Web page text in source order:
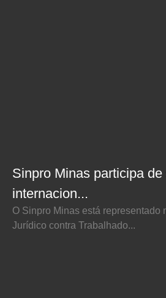
Sinpro Minas participa
internacion...
O Sinpro Minas está representado
Jurídico contra Trabalhado...